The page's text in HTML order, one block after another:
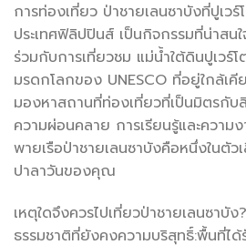
การท่องเที่ยว ป่าชายเลนซาบังที่ปูเวร์
ประเทศฟิลิปปินส์ เป็นกิจกรรมที่น่าสน
ร่วมกับการเที่ยวชม แม่น้ำใต้ดินปูเวร์
มรดกโลกของ UNESCO ที่อยู่ใกล้
มองหาสถานที่ท่องเที่ยวที่เป็นมิตรกั
ความผ่อนคลาย การเรียนรู้และความ
พายเรือป่าชายเลนซาบังคือหนึ่งในตั
ปาลาวันของคุณ
เหตุใดจึงควรไปเที่ยวป่าชายเลนซาบัง?
ธรรมชาติที่ยังคงความบริสุทธิ์:พื้นที่ไ